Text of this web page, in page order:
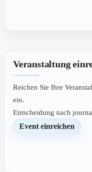
Veranstaltung
Reichen Sie Ihre
ein.
Entscheidung nach
Event einreichen